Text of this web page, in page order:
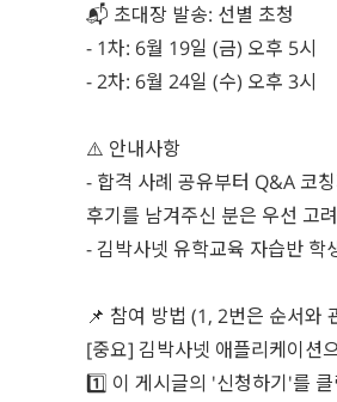
📬 초대장 발송: 선별 초청
- 1차: 6월 19일 (금) 오후 5시
- 2차: 6월 24일 (수) 오후 3시
⚠️ 안내사항
- 합격 사례 공유부터 Q&A 코
후기를 남겨주신 분은 우선 고
- 김박사넷 유학교육 자습반 학
📌 참여 방법 (1, 2번은 순서와
[중요] 김박사넷 애플리케이션
1️⃣ 이 게시글의 '신청하기'를